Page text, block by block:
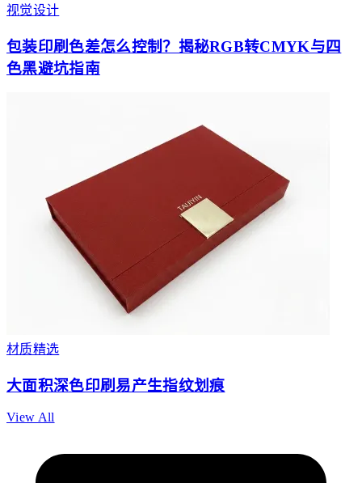
视觉设计
包装印刷色差怎么控制？揭秘RGB转CMYK与四
色黑避坑指南
材质精选
大面积深色印刷易产生指纹划痕
View All